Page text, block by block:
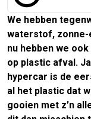
We hebben
waterstof,
nu hebben we
op plastic afval.
hypercar is de
al het plastic dat
gooien met z’n